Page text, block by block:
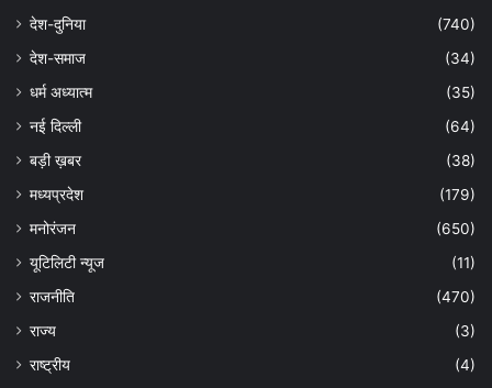
देश-दुनिया
(740)
देश-समाज
(34)
धर्म अध्यात्म
(35)
नई दिल्ली
(64)
बड़ी ख़बर
(38)
मध्यप्रदेश
(179)
मनोरंजन
(650)
यूटिलिटी न्यूज
(11)
राजनीति
(470)
राज्य
(3)
राष्ट्रीय
(4)